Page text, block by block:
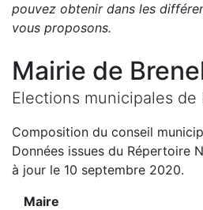
pouvez obtenir dans les
vous proposons.
Mairie de
Elections municipales de
Composition du conseil
Données issues du Répertoire
à jour le 10 septembre 2020.
Maire